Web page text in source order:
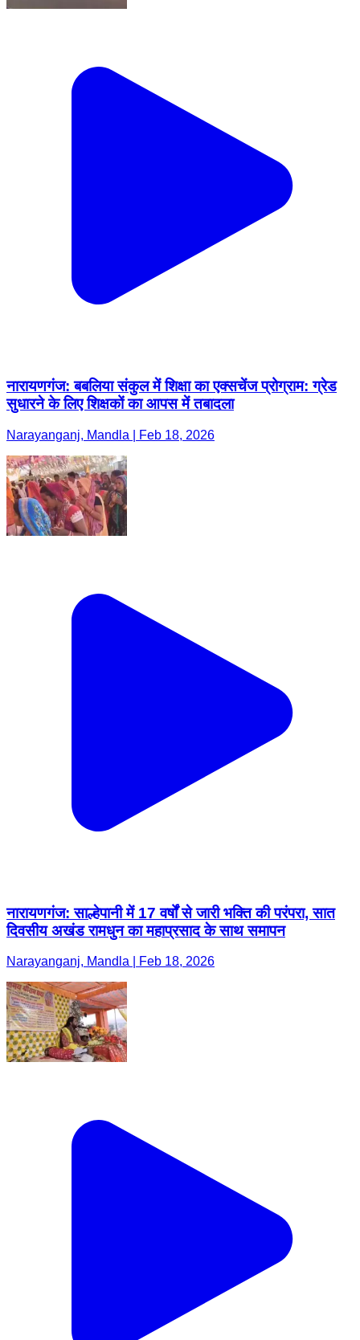
नारायणगंज: बबलिया संकुल में शिक्षा का एक्सचेंज प्रोग्राम: ग्रेड
सुधारने के लिए शिक्षकों का आपस में तबादला
Narayanganj, Mandla | Feb 18, 2026
नारायणगंज: साल्हेपानी में 17 वर्षों से जारी भक्ति की परंपरा, सात
दिवसीय अखंड रामधुन का महाप्रसाद के साथ समापन
Narayanganj, Mandla | Feb 18, 2026